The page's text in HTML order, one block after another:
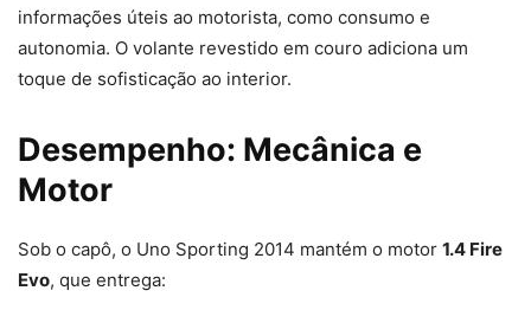
informações úteis ao motorista, como consumo e
autonomia. O volante revestido em couro adiciona um
toque de sofisticação ao interior.
Desempenho: Mecânica e
Motor
Sob o capô, o Uno Sporting 2014 mantém o motor 1.4 Fire
Evo, que entrega: